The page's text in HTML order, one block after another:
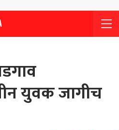
युवक जागीच